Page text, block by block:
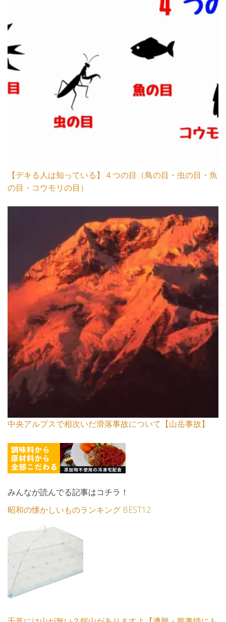
【デキる人は知っている】４つの目（鳥の目・虫の目・魚
の目・コウモリの目）
中央アルプスで相次いだ滑落事故について【山岳事故】
みんなが読んでる記事はコチラ！
昭和の懐かしいものランキング BEST12